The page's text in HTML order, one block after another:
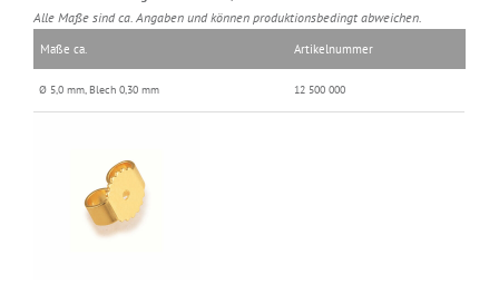
Alle Maße sind ca. Angaben und können produktionsbedingt abweichen.
Maße ca. Artikelnummer
Ø 5,0 mm, Blech 0,30 mm 12 500 000